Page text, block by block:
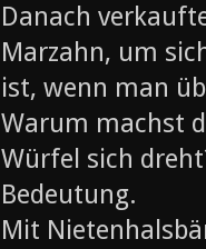
Danach
Marzahn, um
ist, wenn man
Warum machst
Würfel sich
Bedeutung.
Mit